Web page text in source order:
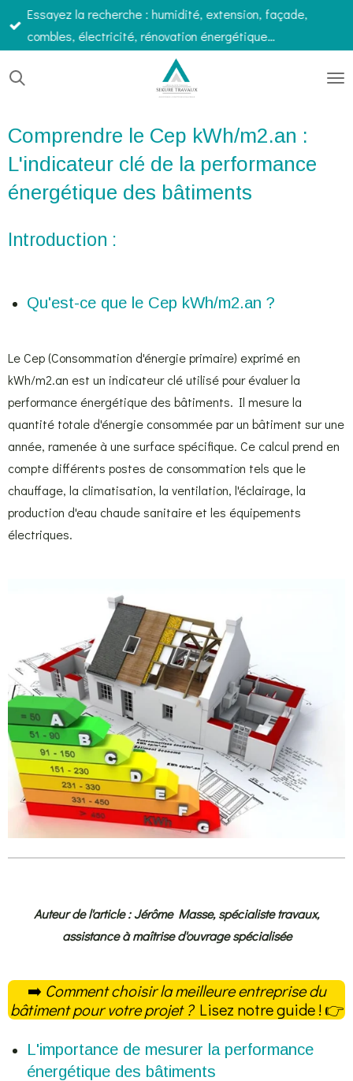
Passer
principal
Essayez la recherche : humidité, extension, façade,
combles, électricité, rénovation énergétique…
Comprendre le Cep kWh/m2.an :
L'indicateur clé de la performance
énergétique des bâtiments
Introduction :
Qu'est-ce que le Cep kWh/m2.an ?
Le Cep (Consommation d'énergie primaire) exprimé en
kWh/m2.an est un indicateur clé utilisé pour évaluer la
performance énergétique des bâtiments. Il mesure la
quantité totale d'énergie consommée par un bâtiment sur une
année, ramenée à une surface spécifique. Ce calcul prend en
compte différents postes de consommation tels que le
chauffage, la climatisation, la ventilation, l'éclairage, la
production d'eau chaude sanitaire et les équipements
électriques.
Auteur de l'article : Jérôme Masse, spécialiste travaux,
assistance à maîtrise d'ouvrage spécialisée
➡️ Comment choisir la meilleure entreprise du
bâtiment pour votre projet ? Lisez notre guide ! 👉
L'importance de mesurer la performance
énergétique des bâtiments